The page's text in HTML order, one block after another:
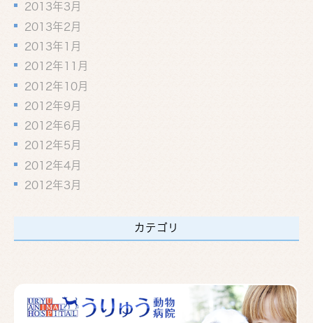
2013年3月
2013年2月
2013年1月
2012年11月
2012年10月
2012年9月
2012年6月
2012年5月
2012年4月
2012年3月
カテゴリ